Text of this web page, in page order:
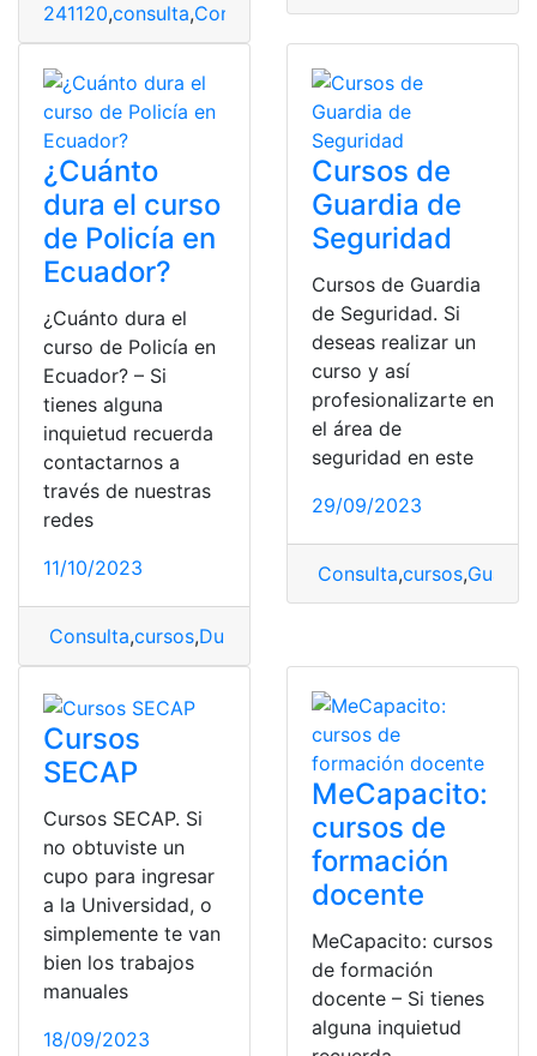
241120,consulta,Consulta Online,cursos,secap,virtual
¿Cuánto
dura el curso
de Policía en
Ecuador?
¿Cuánto dura el
curso de Policía en
Ecuador? – Si
tienes alguna
inquietud recuerda
contactarnos a
través de nuestras
redes
11/10/2023
Consulta,cursos,Duración
Cursos de
Guardia de
Seguridad
Cursos de Guardia
de Seguridad. Si
deseas realizar un
curso y así
profesionalizarte en
el área de
seguridad en este
29/09/2023
Consulta,cursos,Guardia
Cursos
SECAP
Cursos SECAP. Si
no obtuviste un
cupo para ingresar
a la Universidad, o
simplemente te van
bien los trabajos
manuales
18/09/2023
MeCapacito:
cursos de
formación
docente
MeCapacito: cursos
de formación
docente – Si tienes
alguna inquietud